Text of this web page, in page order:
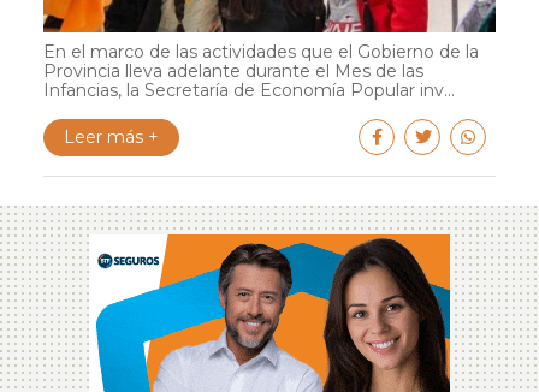
En el marco de las actividades que el Gobierno de la
Provincia lleva adelante durante el Mes de las
Infancias, la Secretaría de Economía Popular inv...
Leer más +